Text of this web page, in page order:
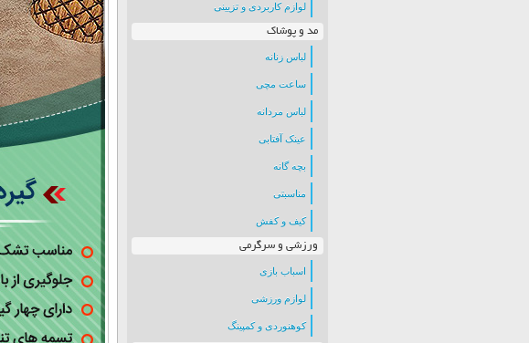
لوازم کاربردی و تزیینی
مد و پوشاک
لباس زنانه
ساعت مچی
لباس مردانه
عینک آفتابی
بچه گانه
مناسبتی
کیف و کفش
ورزشی و سرگرمی
اسباب بازی
لوازم ورزشی
کوهنوردی و کمپینگ